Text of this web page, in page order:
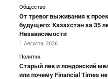
Общество
От тревог выживания к
будущего: Казахстан за 35
Независимости
1 Августа, 2026
Политэк
Старый лев и лондонский
или почему Financial Times